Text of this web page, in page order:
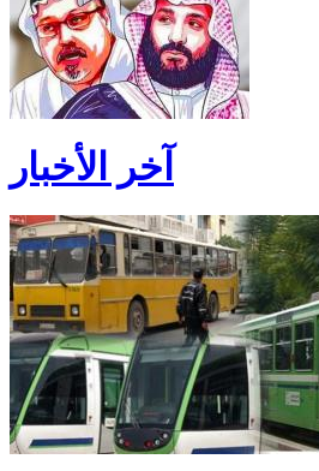
آخر الأخبار